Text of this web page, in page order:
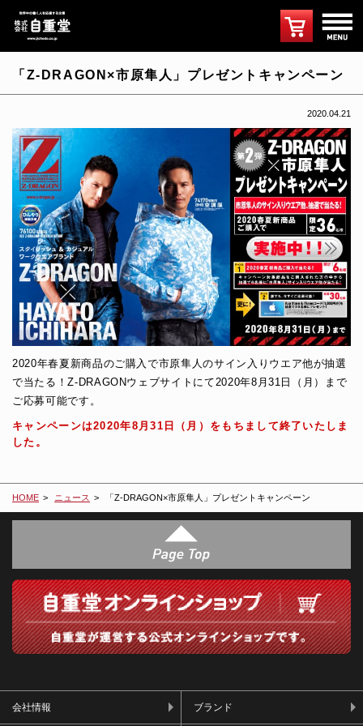
「Z-DRAGON×市原隼人」プレゼントキャンペーン
2020.04.21
2020年春夏新商品のご購入で市原隼人のサイン入りウエア他が抽選
で当たる！Z-DRAGONウェブサイトにて2020年8月31日（月）まで
ご応募可能です。
キャンペーンは2020年8月31日（月）をもちまして終了いたしま
した。
HOME ニュース 「Z-DRAGON×市原隼人」プレゼントキャンペーン
会社情報 ブランド